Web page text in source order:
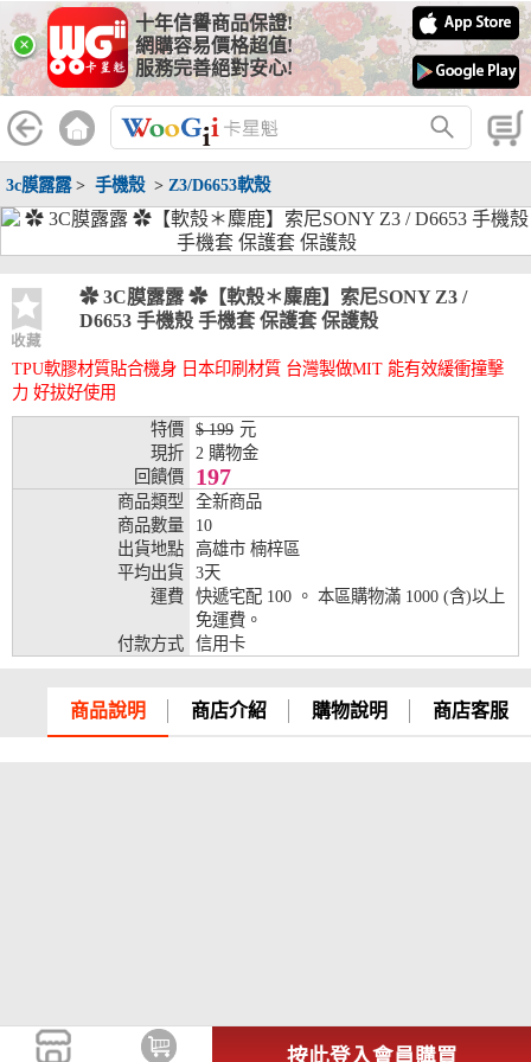
×
十年信譽商品保證!
網購容易價格超值!
服務完善絕對安心!
3c膜露露> 手機殼> Z3/D6653軟殼
收藏
✿ 3C膜露露 ✿【軟殼＊麋鹿】索尼SONY Z3 /
D6653 手機殼 手機套 保護套 保護殼
TPU軟膠材質貼合機身 日本印刷材質 台灣製做MIT 能有效緩衝撞擊
力 好拔好使用
特價
$ 199 元
現折
2 購物金
回饋價
197
商品類型
全新商品
商品數量
10
出貨地點
高雄市 楠梓區
平均出貨
3天
運費
快遞宅配 100 。 本區購物滿 1000 (含)以上
免運費。
付款方式
信用卡
商品說明 商店介紹 購物說明 商店客服
按此登入會員購買
線上分期銀行
WooGii 與 綠界 合作，『信用卡分期付款』 與 『信用卡零利率
分期付款』 的配合銀行如下：
分期期數 提供分期之銀行
兆豐銀行、合作金庫、第一銀行、華南銀行、
彰化銀行、上海銀行、富邦銀行、國泰世華、
台灣企銀、台中銀行、匯豐銀行、華泰銀行、
銀、元大銀行、永豐銀行、玉山銀行、凱基銀
行、星展銀行、台新銀行、安泰銀行、中國信
兆豐銀行、合作金庫、第一銀行、華南銀行、
台灣企銀、台中銀行、匯豐銀行、華泰銀行、
臺灣新光銀行、陽信銀行、聯邦銀行、遠東商
銀、元大銀行、永豐銀行、玉山銀行、凱基銀
行、星展銀行、台新銀行、安泰銀行、中國信
託、台灣樂天、三信商銀
兆豐銀行、合作金庫、第一銀行、華南銀行、
彰化銀行、上海銀行、富邦銀行、國泰世華、
台灣企銀、台中銀行、匯豐銀行、華泰銀行、
臺灣新光銀行、陽信銀行、聯邦銀行、遠東商
銀、元大銀行、永豐銀行、玉山銀行、凱基銀
託、台灣樂天、三信商銀
兆豐銀行、合作金庫、第一銀行、華南銀行、